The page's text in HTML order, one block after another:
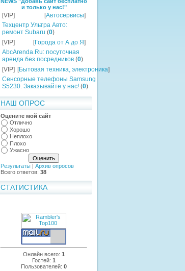
и только у нас!"
[VIP] [Автосервисы]
Техцентр Ультра Авто:
ремонт Subaru (0)
[VIP]
[Города от А до Я]
AbcArenda.Ru: посуточная
аренда без посредников (0)
[VIP] [Бытовая техника, электроника]
Сенсорные телефоны Samsung
S5230. Заказывайте у нас! (0)
НАШ ОПРОС
Оцените мой сайт
Отлично
Хорошо
Неплохо
Плохо
Ужасно
Результаты | Архив опросов
Всего ответов: 38
СТАТИСТИКА
Онлайн всего: 1
Гостей: 1
Пользователей: 0